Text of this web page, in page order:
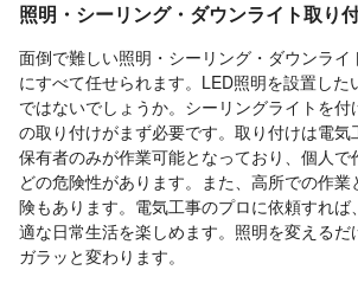
照明・シーリング・ダウンライト取り
面倒で難しい照明・シーリング・ダウンライ
にすべて任せられます。LED照明を設置した
ではないでしょうか。シーリングライトを
の取り付けがまず必要です。取り付けは電
保有者のみが作業可能となっており、個人で
どの危険性があります。また、高所での作
険もあります。電気工事のプロに依頼すれ
適な日常生活を楽しめます。照明を変えるだ
ガラッと変わります。